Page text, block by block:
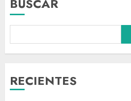
BUSCAR
RECIENTES